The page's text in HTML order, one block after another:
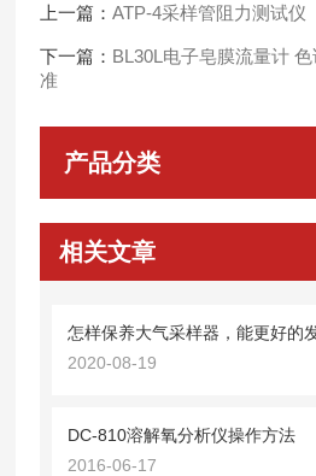
上一篇：ATP-4采样管阻力测试仪
下一篇： BL30L电子皂膜流量计
准
产品分类
相关文章
怎样保养大气采样器，能更好的
2020-08-19
DC-810溶解氧分析仪操作方法
2016-06-17